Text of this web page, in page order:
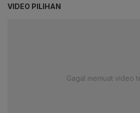
VIDEO PILIHAN
Gagal memuat video